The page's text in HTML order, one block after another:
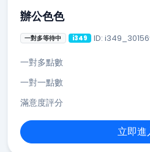
辦公色色
一對多等待中 i349 ID:
一對多點數
一對一點數
滿意度評分
立即進